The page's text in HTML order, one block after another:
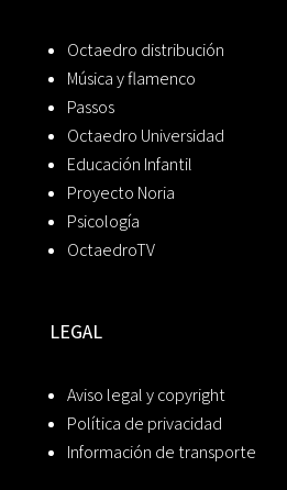
Octaedro distribución
Música y flamenco
Passos
Octaedro Universidad
Educación Infantil
Proyecto Noria
Psicología
OctaedroTV
LEGAL
Aviso legal y copyright
Política de privacidad
Información de transporte